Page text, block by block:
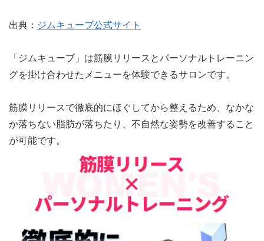
出典： ジムキューブ公式サイト
「ジムキューブ」は筋膜リリースとパーソナルトレーニン
グを掛け合わせたメニューを体験できるサロンです。
筋膜リリースで徹底的にほぐしてから整えるため、なかな
か落ちない脂肪が落ちたり、不自然な姿勢を改善すること
が可能です。